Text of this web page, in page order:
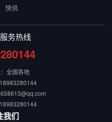
快讯
务热线
全国各地
我们